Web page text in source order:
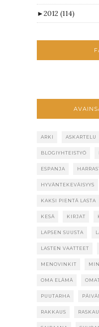
►2012 (114)
ARKI ASKARTELU
BLOGIYHTEISTYÖ
ESPANJA
HYVÄNTEKEVÄISYYS
KAKSI PIENTÄ LASTA
KESÄ KIRJAT
LAPSEN SUUSTA
LASTEN VAATTEET
MENOVINKIT
OMA ELÄMÄ
PUUTARHA
RAKKAUS